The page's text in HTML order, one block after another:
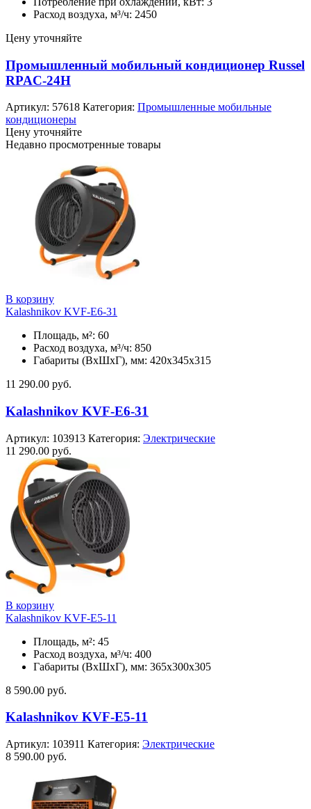
Расход воздуха, м³/ч: 2450
Цену уточняйте
Промышленный мобильный кондиционер Russel
RPAC-24H
Артикул: 57618 Категория: Промышленные мобильные
кондиционеры
Цену уточняйте
Недавно просмотренные товары
В корзину
Kalashnikov KVF-E6-31
Площадь, м²: 60
Расход воздуха, м³/ч: 850
Габариты (ВхШхГ), мм: 420x345x315
11 290.00 руб.
Kalashnikov KVF-E6-31
Артикул: 103913 Категория: Электрические
11 290.00 руб.
В корзину
Kalashnikov KVF-E5-11
Площадь, м²: 45
Расход воздуха, м³/ч: 400
Габариты (ВхШхГ), мм: 365x300x305
8 590.00 руб.
Kalashnikov KVF-E5-11
Артикул: 103911 Категория: Электрические
8 590.00 руб.